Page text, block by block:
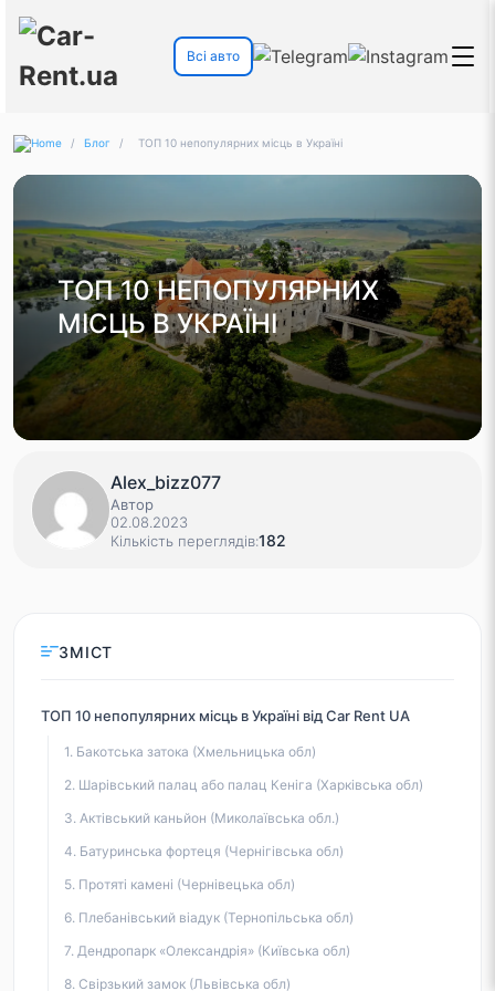
Всі авто
/ Блог / ТОП 10 непопулярних місць в Україні
ТОП 10 НЕПОПУЛЯРНИХ
МІСЦЬ В УКРАЇНІ
Alex_bizz077
Автор
02.08.2023
Кількість переглядів:182
ЗМІСТ
ТОП 10 непопулярних місць в Україні від Car Rent UA
1. Бакотська затока (Хмельницька обл)
2. Шарівський палац або палац Кеніга (Харківська обл)
3. Актівський каньйон (Миколаївська обл.)
4. Батуринська фортеця (Чернігівська обл)
5. Протяті камені (Чернівецька обл)
6. Плебанівський віадук (Тернопільська обл)
7. Дендропарк «Олександрія» (Київська обл)
8. Свірзький замок (Львівська обл)